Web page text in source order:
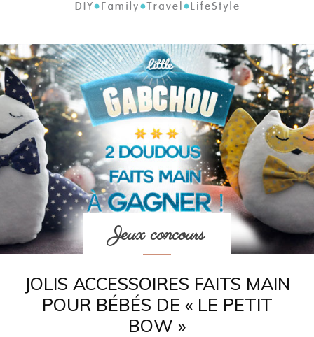
Jeux concours
JOLIS ACCESSOIRES FAITS MAIN
POUR BÉBÉS DE « LE PETIT
BOW »